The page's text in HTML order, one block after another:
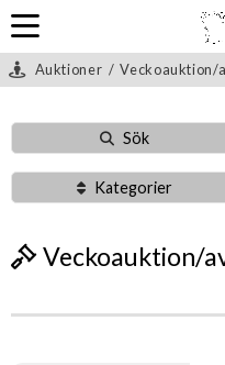
Auktioner / Veckoauktion/
Sök
Kategorier
Veckoauktion/